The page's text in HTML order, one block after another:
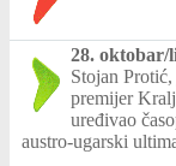
28. oktobar/
Stojan
premijer
uređivao
austro-ugarski